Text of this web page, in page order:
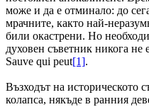
може и да е отминало: до
мрачните, както най-
били окастрени. Но
духовен съветник никога не
Sauve qui peut[1].
Възходът на историческото
колапса, някъде в ранния